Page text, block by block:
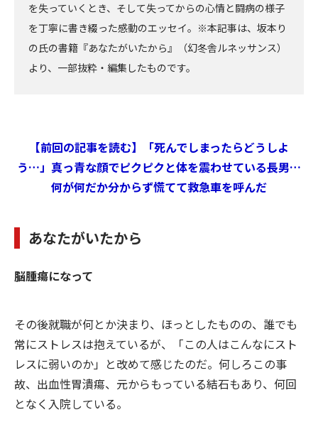
を失っていくとき、そして失ってからの心情と闘病の様子
を丁寧に書き綴った感動のエッセイ。※本記事は、坂本り
の氏の書籍『あなたがいたから』（幻冬舎ルネッサンス）
より、一部抜粋・編集したものです。
【前回の記事を読む】「死んでしまったらどうしよ
う…」真っ青な顔でピクピクと体を震わせている長男…
何が何だか分からず慌てて救急車を呼んだ
あなたがいたから
脳腫瘍になって
その後就職が何とか決まり、ほっとしたものの、誰でも
常にストレスは抱えているが、「この人はこんなにスト
レスに弱いのか」と改めて感じたのだ。何しろこの事
故、出血性胃潰瘍、元からもっている結石もあり、何回
となく入院している。